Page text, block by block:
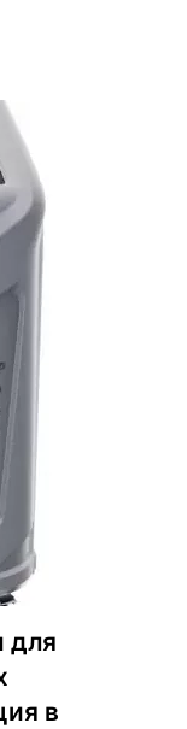
для
в